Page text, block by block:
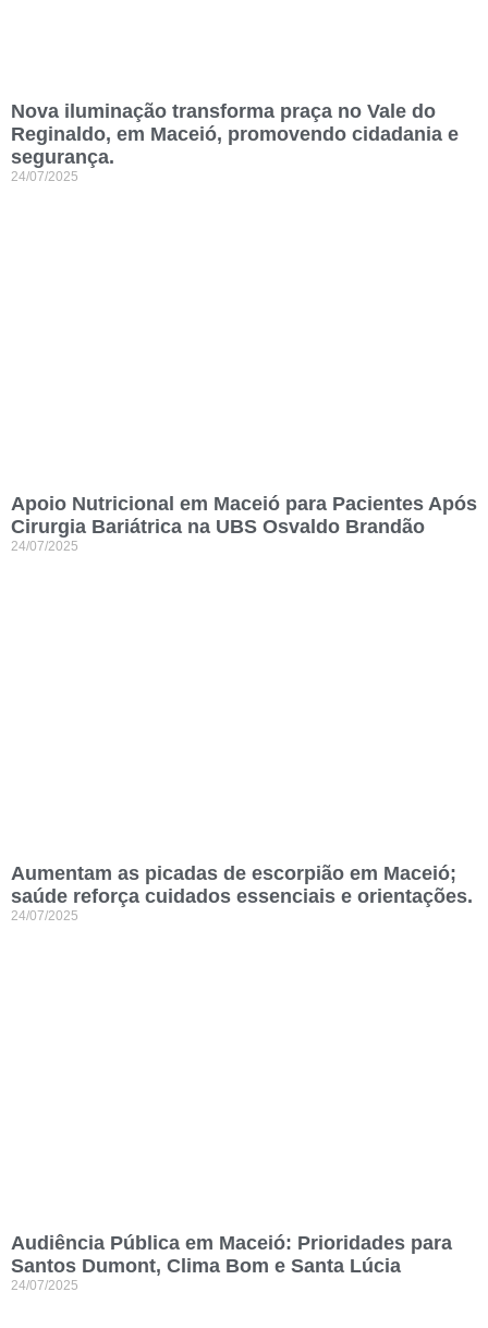
Nova iluminação transforma praça no Vale do
Reginaldo, em Maceió, promovendo cidadania e
segurança.
24/07/2025
Apoio Nutricional em Maceió para Pacientes Após
Cirurgia Bariátrica na UBS Osvaldo Brandão
24/07/2025
Aumentam as picadas de escorpião em Maceió;
saúde reforça cuidados essenciais e orientações.
24/07/2025
Audiência Pública em Maceió: Prioridades para
Santos Dumont, Clima Bom e Santa Lúcia
24/07/2025